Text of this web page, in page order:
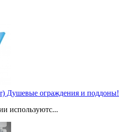
Душевые ограждения и поддоны!
используютс...